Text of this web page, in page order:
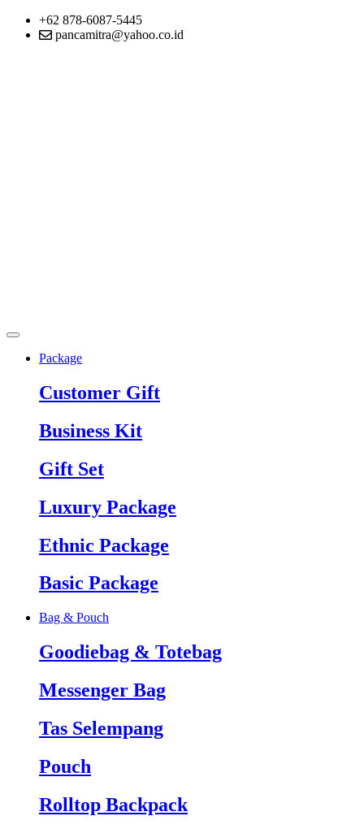
+62 878-6087-5445
pancamitra@yahoo.co.id
Package
Customer Gift
Business Kit
Gift Set
Luxury Package
Ethnic Package
Basic Package
Bag & Pouch
Goodiebag & Totebag
Messenger Bag
Tas Selempang
Pouch
Rolltop Backpack